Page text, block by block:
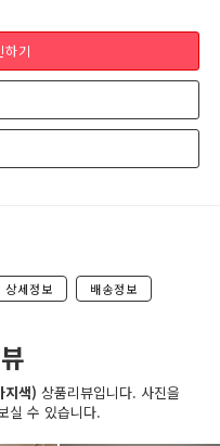
하기
상세정보 배송정보
지색) 상품리뷰입니다. 사진을
실 수 있습니다.